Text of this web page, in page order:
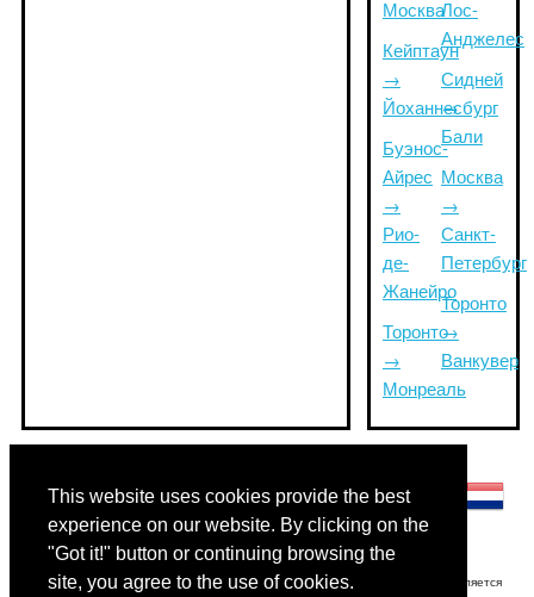
This website uses cookies provide the best
experience on our website. By clicking on the
"Got it!" button or continuing browsing the
site, you agree to the use of cookies.
Москва
Кейптаун
→
Йоханнесбург
Буэнос-
Айрес
→
Рио-
де-
Жанейро
Торонто
→
Монреаль
Лос-
Анджелес
Сидней
→
Бали
Москва
→
Санкт-
Петербург
Торонто
→
Ванкувер
Отказ от ответственности: Информация, отображаемая на этом сайте, является